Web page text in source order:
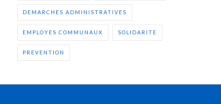
DEMARCHES ADMINISTRATIVES
EMPLOYES COMMUNAUX SOLIDARITE
PREVENTION